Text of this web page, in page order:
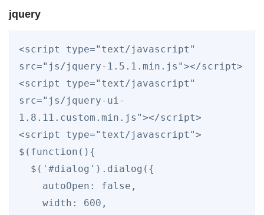
jquery
<script type="text/javascript"
src="js/jquery-1.5.1.min.js"></script>
<script type="text/javascript"
src="js/jquery-ui-
1.8.11.custom.min.js"></script>
<script type="text/javascript">
$(function(){